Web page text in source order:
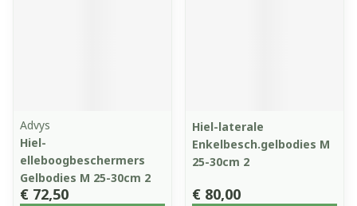
Advys
Hiel-
elleboogbeschermers
Gelbodies M 25-30cm 2
€ 72,50
Hiel-laterale
Enkelbesch.gelbodies M
25-30cm 2
€ 80,00